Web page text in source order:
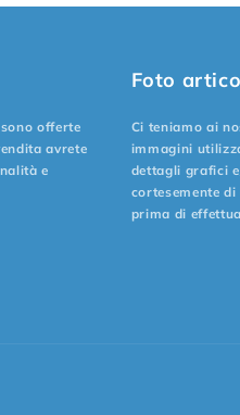
offerte
avrete
e
Foto
Ci teniamo ai
immagini
dettagli grafici
cortesemente
prima di